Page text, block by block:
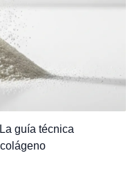
guía técnica